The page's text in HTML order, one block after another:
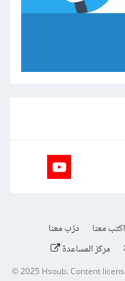
اكتب معنا
درّب معنا
مركز المساعدة
© 2025Hsoub.Content